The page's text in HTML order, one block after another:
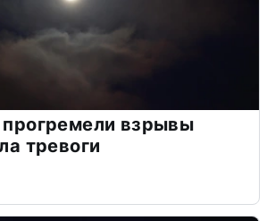
взрывы
тревоги